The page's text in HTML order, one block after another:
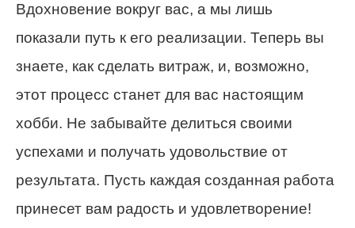
Вдохновение вокруг вас, а мы лишь
показали путь к его реализации. Теперь вы
знаете, как сделать витраж, и, возможно,
этот процесс станет для вас настоящим
хобби. Не забывайте делиться своими
успехами и получать удовольствие от
результата. Пусть каждая созданная работа
принесет вам радость и удовлетворение!